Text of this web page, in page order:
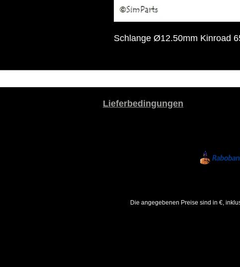
Schlange Ø12.50mm Kinroad
Lieferbedingungen
Die angegebenen Preise sind in €,